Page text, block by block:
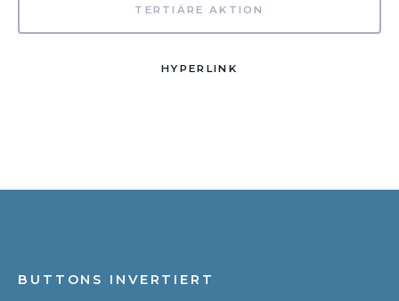
TERTIÄRE AKTION
HYPERLINK
BUTTONS INVERTIERT